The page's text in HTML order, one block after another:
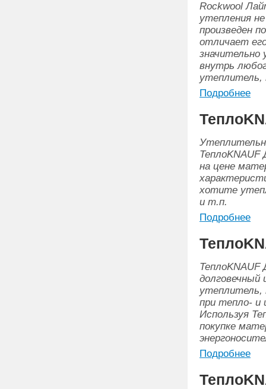
Rockwool
утепления
произведен
отличает
внутрь
утеплитель,
Подробнее
ТеплоKNAUF
на цене
хотите
и т.п.
Подробнее
ТеплоKNAUF
долговечный
утеплитель,
при тепло- и
Используя
покупке
Подробнее